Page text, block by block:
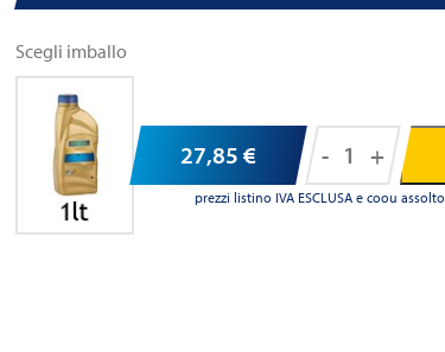
Scegli imballo
27,85 €
prezzi listino IVA ESCLUSA e coou assolto
-
Ravenol
ATF
+